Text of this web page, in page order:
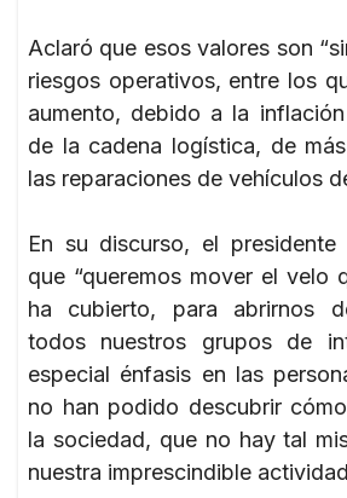
Aclaró que esos valores son
riesgos operativos, entre los
aumento, debido a la
de la cadena logística, de
las reparaciones de vehículos
En su discurso, el
que “queremos mover el velo
ha cubierto, para abrirnos
todos nuestros grupos de
especial énfasis en las
no han podido descubrir
la sociedad, que no hay tal
nuestra imprescindible